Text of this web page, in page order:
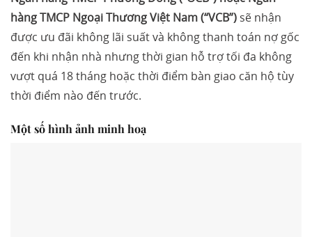
hàng TMCP Ngoại Thương Việt Nam (“VCB”) sẽ nhận
được ưu đãi không lãi suất và không thanh toán nợ gốc
đến khi nhận nhà nhưng thời gian hỗ trợ tối đa không
vượt quá 18 tháng hoặc thời điểm bàn giao căn hộ tùy
thời điểm nào đến trước.
Một số hình ảnh minh hoạ